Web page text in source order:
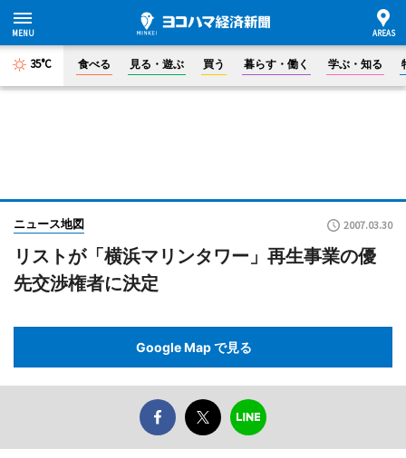
35°C 食べる 見る・遊ぶ 買う 暮らす・働く 学ぶ・知る
ニュース地図 2007.03.30
リストが「横浜マリンタワー」再生事業の優
先交渉権者に決定
Google Map で見る